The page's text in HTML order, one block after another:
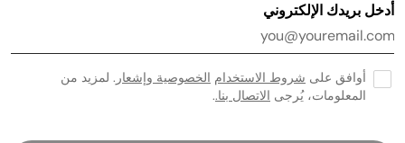
أدخل بريدك الإلكتروني
أوافق على شروط الاستخدام الخصوصية وإشعار . لمزيد من
المعلومات، يُرجى الاتصال بنا..